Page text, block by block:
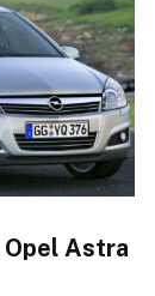
Astra